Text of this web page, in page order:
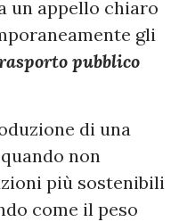
un appello chiaro
gli
pubblico
di una
non
più sostenibili
come il peso